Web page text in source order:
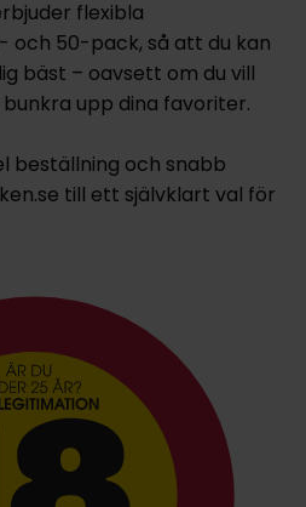
flexibla
och 50-pack, så att du kan
bäst – oavsett om du vill
upp dina favoriter.
beställning och snabb
till ett självklart val för